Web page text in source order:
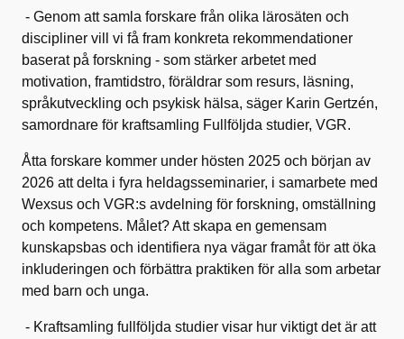
- Genom att samla forskare från olika lärosäten och
discipliner vill vi få fram konkreta rekommendationer
baserat på forskning - som stärker arbetet med
motivation, framtidstro, föräldrar som resurs, läsning,
språkutveckling och psykisk hälsa, säger Karin Gertzén,
samordnare för kraftsamling Fullföljda studier, VGR.
Åtta forskare kommer under hösten 2025 och början av
2026 att delta i fyra heldagsseminarier, i samarbete med
Wexsus och VGR:s avdelning för forskning, omställning
och kompetens. Målet? Att skapa en gemensam
kunskapsbas och identifiera nya vägar framåt för att öka
inkluderingen och förbättra praktiken för alla som arbetar
med barn och unga.
- Kraftsamling fullföljda studier visar hur viktigt det är att